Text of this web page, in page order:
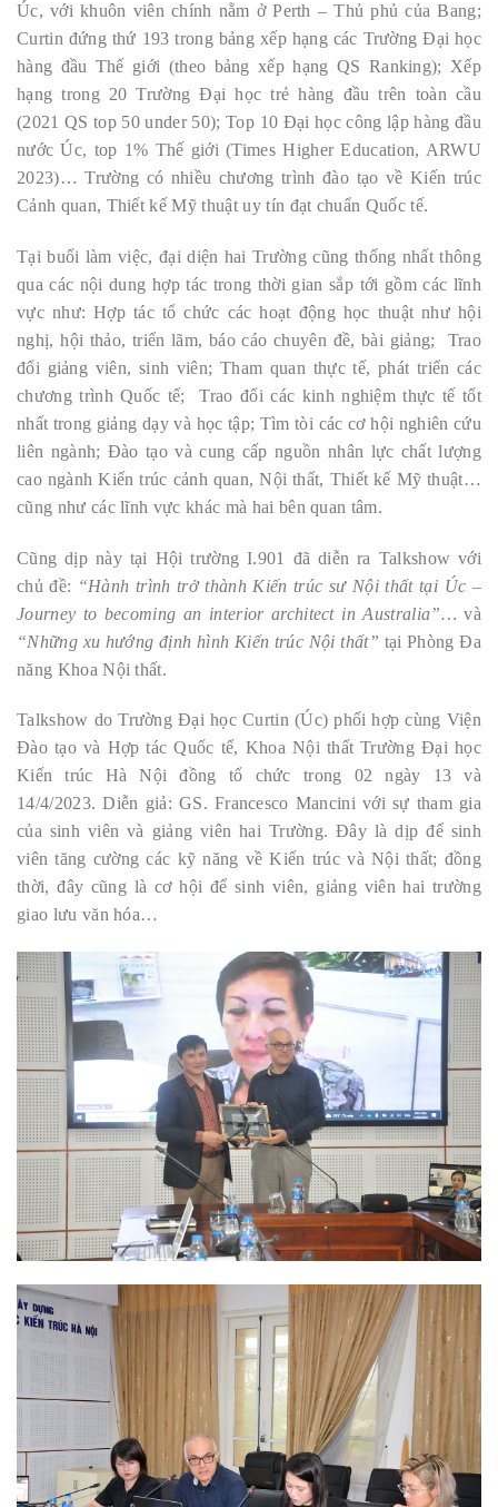
Úc, với khuôn viên chính nằm ở Perth – Thủ phủ của Bang;
Curtin đứng thứ 193 trong bảng xếp hạng các Trường Đại học
hàng đầu Thế giới (theo bảng xếp hạng QS Ranking); Xếp
hạng trong 20 Trường Đại học trẻ hàng đầu trên toàn cầu
(2021 QS top 50 under 50); Top 10 Đại học công lập hàng đầu
nước Úc, top 1% Thế giới (Times Higher Education, ARWU
2023)… Trường có nhiều chương trình đào tạo về Kiến trúc
Cảnh quan, Thiết kế Mỹ thuật uy tín đạt chuẩn Quốc tế.
Tại buổi làm việc, đại diện hai Trường cũng thống nhất thông
qua các nội dung hợp tác trong thời gian sắp tới gồm các lĩnh
vực như: Hợp tác tổ chức các hoạt động học thuật như hội
nghị, hội thảo, triển lãm, báo cáo chuyên đề, bài giảng; Trao
đổi giảng viên, sinh viên; Tham quan thực tế, phát triển các
chương trình Quốc tế; Trao đổi các kinh nghiệm thực tế tốt
nhất trong giảng dạy và học tập; Tìm tòi các cơ hội nghiên cứu
liên ngành; Đào tạo và cung cấp nguồn nhân lực chất lượng
cao ngành Kiến trúc cảnh quan, Nội thất, Thiết kế Mỹ thuật…
cũng như các lĩnh vực khác mà hai bên quan tâm.
Cũng dịp này tại Hội trường I.901 đã diễn ra Talkshow với
chủ đề: “Hành trình trở thành Kiến trúc sư Nội thất tại Úc –
Journey to becoming an interior architect in Australia”… và
“Những xu hướng định hình Kiến trúc Nội thất” tại Phòng Đa
năng Khoa Nội thất.
Talkshow do Trường Đại học Curtin (Úc) phối hợp cùng Viện
Đào tạo và Hợp tác Quốc tế, Khoa Nội thất Trường Đại học
Kiến trúc Hà Nội đồng tổ chức trong 02 ngày 13 và
14/4/2023. Diễn giả: GS. Francesco Mancini với sự tham gia
của sinh viên và giảng viên hai Trường. Đây là dịp để sinh
viên tăng cường các kỹ năng về Kiến trúc và Nội thất; đồng
thời, đây cũng là cơ hội để sinh viên, giảng viên hai trường
giao lưu văn hóa…